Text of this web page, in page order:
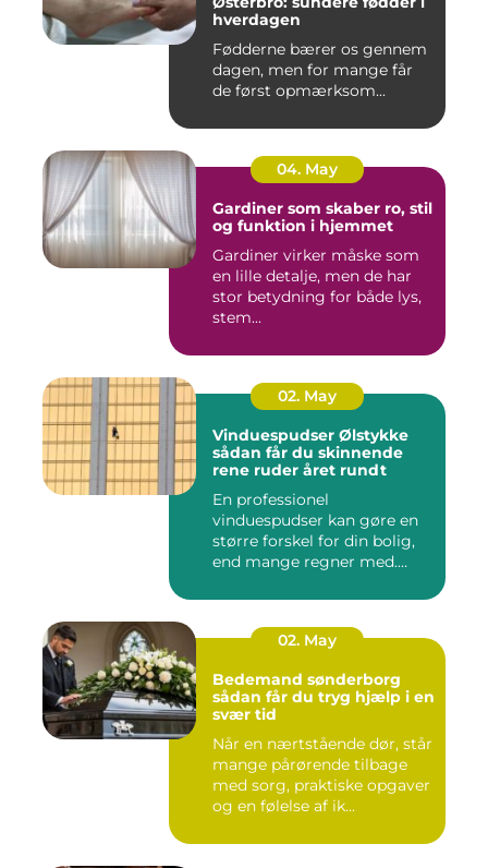
hverdagen
Fødderne bærer os gennem
dagen, men for mange får
de først opmærksom...
04. May
Gardiner som skaber ro, stil
og funktion i hjemmet
Gardiner virker måske som
en lille detalje, men de har
stor betydning for både lys,
stem...
02. May
Vinduespudser Ølstykke
sådan får du skinnende
rene ruder året rundt
En professionel
vinduespudser kan gøre en
større forskel for din bolig,
end mange regner med.
02. May
Bedemand sønderborg
sådan får du tryg hjælp i en
svær tid
Når en nærtstående dør, står
mange pårørende tilbage
med sorg, praktiske opgaver
og en følelse af ik...